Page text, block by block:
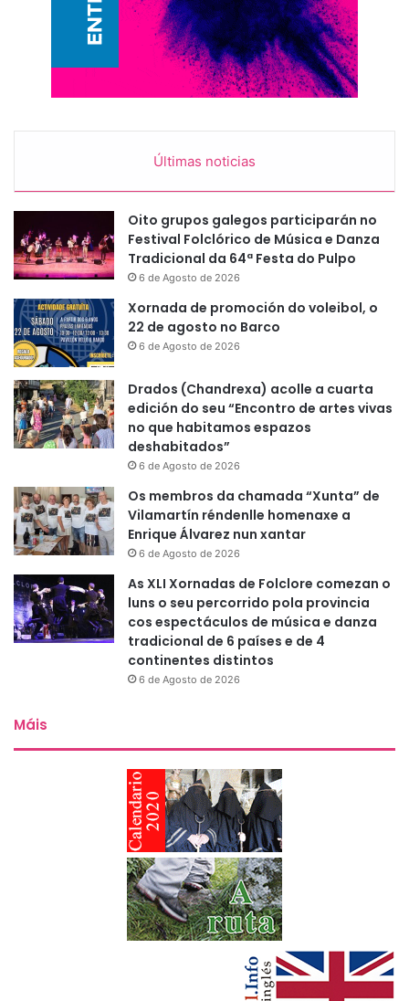
Últimas noticias
Oito grupos galegos participarán no
Festival Folclórico de Música e Danza
Tradicional da 64ª Festa do Pulpo
6 de Agosto de 2026
Xornada de promoción do voleibol, o
22 de agosto no Barco
6 de Agosto de 2026
Drados (Chandrexa) acolle a cuarta
edición do seu “Encontro de artes vivas
no que habitamos espazos
deshabitados”
6 de Agosto de 2026
Os membros da chamada “Xunta” de
Vilamartín réndenlle homenaxe a
Enrique Álvarez nun xantar
6 de Agosto de 2026
As XLI Xornadas de Folclore comezan o
luns o seu percorrido pola provincia
cos espectáculos de música e danza
tradicional de 6 países e de 4
continentes distintos
6 de Agosto de 2026
Máis